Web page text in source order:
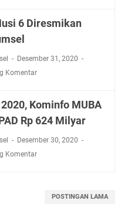
6 Diresmikan
Desember 31, 2020
Komentar
Kominfo MUBA
Rp 624 Milyar
Desember 30, 2020
Komentar
POSTINGAN LAMA